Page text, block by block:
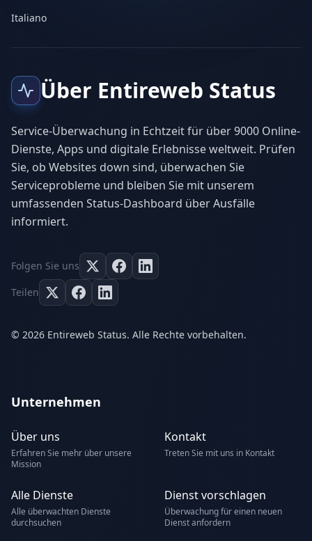
Italiano
Über Entireweb Status
Service-Überwachung in Echtzeit für über 9000 Online-
Dienste, Apps und digitale Erlebnisse weltweit. Prüfen
Sie, ob Websites down sind, überwachen Sie
Serviceprobleme und bleiben Sie mit unserem
umfassenden Status-Dashboard über Ausfälle
informiert.
Folgen Sie uns
Teilen
© 2026 Entireweb Status. Alle Rechte vorbehalten.
Unternehmen
Über uns
Erfahren Sie mehr über unsere
Mission
Kontakt
Treten Sie mit uns in Kontakt
Alle Dienste
Alle überwachten Dienste
durchsuchen
Dienst vorschlagen
Überwachung für einen neuen
Dienst anfordern